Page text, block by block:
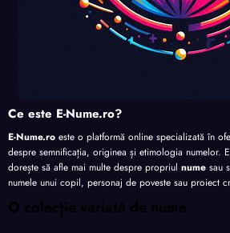
Ce este E-Nume.ro?
E-Nume.ro este o platformă online specializată în
despre semnificația, originea și etimologia numelor.
dorește să afle mai multe despre propriul nume sau
numele unui copil, personaj de poveste sau proiect
O colecție variată de nume